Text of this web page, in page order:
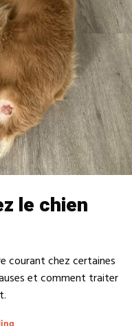
le chien
courant chez certaines
et comment traiter